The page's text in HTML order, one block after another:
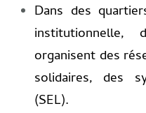
Dans des
institutionnelle,
organisent des
solidaires, des
(SEL).